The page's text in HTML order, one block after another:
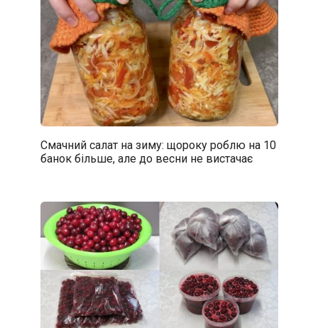
Смачний салат на зиму: щороку роблю на 10
банок більше, але до весни не вистачає